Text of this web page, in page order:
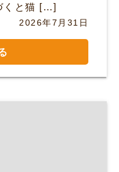
くと猫 […]
2026年7月31日